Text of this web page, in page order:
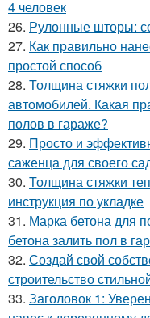
4 человек
26. Рулонные шторы:
27. Как правильно
простой способ
28. Толщина стяжки
автомобилей. Какая
полов в гараже?
29. Просто и
саженца для своего
30. Толщина стяжки
инструкция по укладке
31. Марка бетона для
бетона залить пол в
32. Создай свой
строительство
33. Заголовок 1: